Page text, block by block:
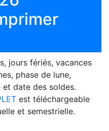
jours fériés, vacances
phase de lune,
et date des soldes.
est téléchargeable
et semestrielle.